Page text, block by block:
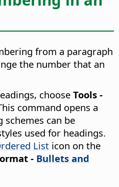
from a paragraph
the number that an
choose Tools -
command opens a
can be
used for headings.
List icon on the
- Bullets and